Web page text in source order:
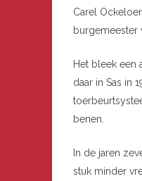
Carel
burgemeester
Het bleek een
daar in Sas in
benen.
In de jaren
stuk minder